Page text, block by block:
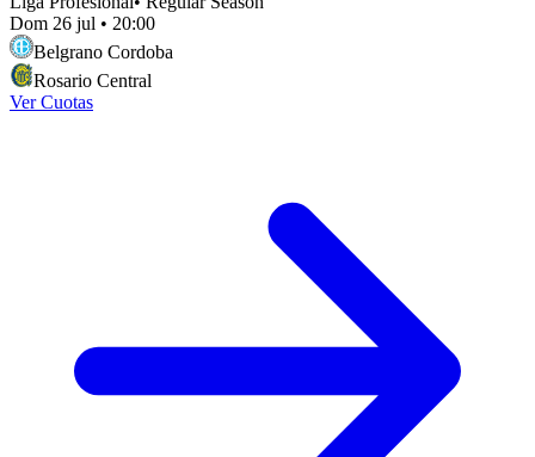
Dom 26 jul • 20:00
Belgrano Cordoba
Rosario Central
Ver Cuotas